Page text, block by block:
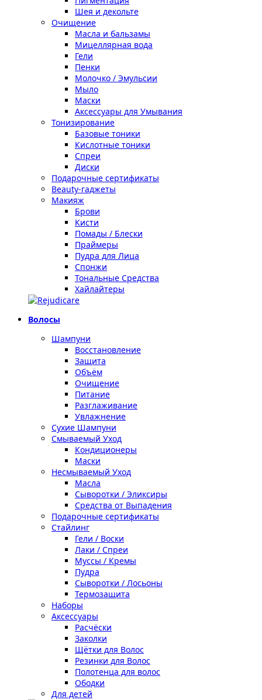
Шея и декольте
Очищение
Масла и бальзамы
Мицеллярная вода
Гели
Пенки
Молочко / Эмульсии
Мыло
Маски
Аксессуары для Умывания
Тонизирование
Базовые тоники
Кислотные тоники
Спреи
Диски
Подарочные сертификаты
Beauty-гаджеты
Макияж
Брови
Кисти
Помады / Блески
Праймеры
Пудра для Лица
Спонжи
Тональные Средства
Хайлайтеры
Волосы
Шампуни
Восстановление
Защита
Объём
Очищение
Питание
Разглаживание
Увлажнение
Сухие Шампуни
Смываемый Уход
Кондиционеры
Маски
Несмываемый Уход
Масла
Сыворотки / Эликсиры
Средства от Выпадения
Подарочные сертификаты
Стайлинг
Гели / Воски
Лаки / Спреи
Муссы / Кремы
Пудра
Сыворотки / Лосьоны
Термозащита
Наборы
Аксессуары
Расчёски
Заколки
Щётки для Волос
Резинки для Волос
Полотенца для волос
Ободки
Для детей